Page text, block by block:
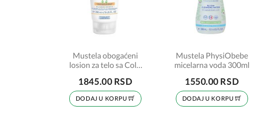
Mustela obogaćeni
losion za telo sa Cold
1845.00 RSD
DODAJ U KORPU
Mustela PhysiObebe
micelarna voda 300ml
1550.00 RSD
DODAJ U KORPU